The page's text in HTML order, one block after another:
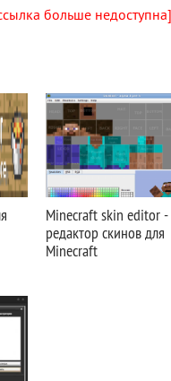
больше недоступна]
Minecraft skin editor -
редактор скинов для
Minecraft